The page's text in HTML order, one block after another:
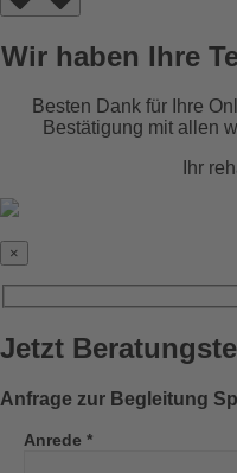
Wir haben Ihre
Besten Dank für Ihre
Bestätigung mit allen
Ihr
×
Jetzt
Anfrage zur Begleitung
Anrede *